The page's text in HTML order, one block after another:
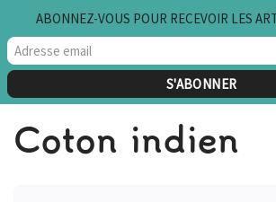
Aller
au
Coton indien
ABONNEZ-VOUS POUR RECEVOIR LES